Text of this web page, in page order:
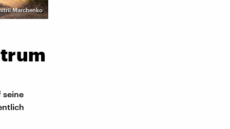
Marchenko
seine